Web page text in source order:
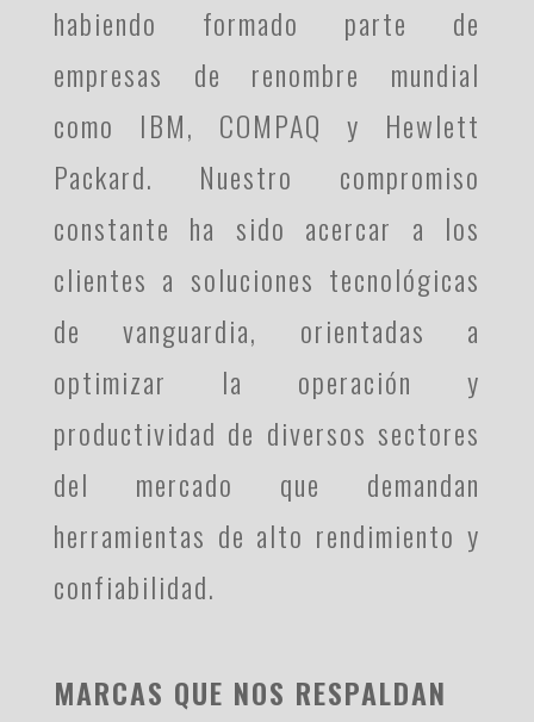
habiendo formado parte de
empresas de renombre mundial
como IBM, COMPAQ y Hewlett
Packard. Nuestro compromiso
constante ha sido acercar a los
clientes a soluciones tecnológicas
de vanguardia, orientadas a
optimizar la operación y
productividad de diversos sectores
del mercado que demandan
herramientas de alto rendimiento y
confiabilidad.
MARCAS QUE NOS RESPALDAN